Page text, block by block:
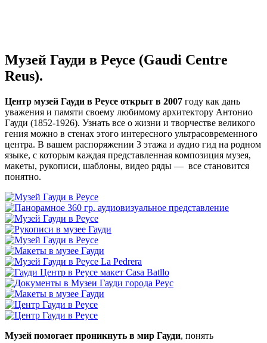
Музей Гауди в Реусе (Gaudi Centre
Reus).
Центр музей Гауди в Реусе открыт в 2007 году как дань
уважения и памяти своему любимому архитектору Антонио
Гауди (1852-1926). Узнать все о жизни и творчестве великого
гения можно в стенах этого интересного ультрасовременного
центра. В вашем распоряжении 3 этажа и аудио гид на родном
языке, с которым каждая представленная композиция музея,
макеты, рукописи, шаблоны, видео ряды — все становится
понятно.
Музей помогает проникнуть в мир Гауди, понять